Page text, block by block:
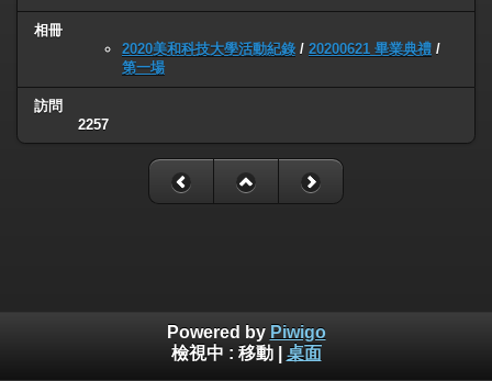
相冊
2020美和科技大學活動紀錄 / 20200621 畢業典禮 /
第一場
訪問
2257
Powered by Piwigo
檢視中 : 移動| 桌面